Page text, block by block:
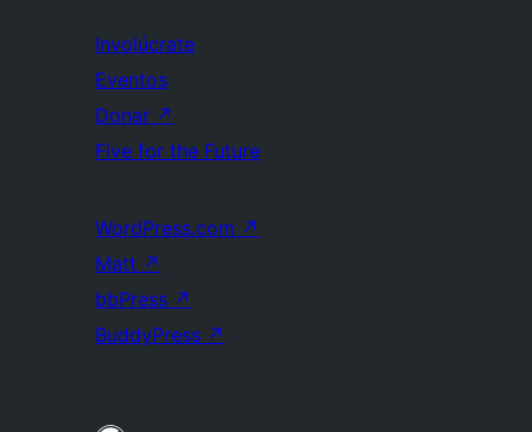
Involúcrate
Eventos
Donar ↗
Five for the Future
WordPress.com ↗
Matt ↗
bbPress ↗
BuddyPress ↗